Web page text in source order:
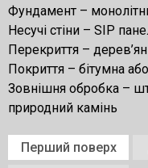
Фундамент –
Несучі стіни – SIP
Перекриття –
Покриття – бітумна
Зовнішня обробка –
природний камінь
Перший поверх